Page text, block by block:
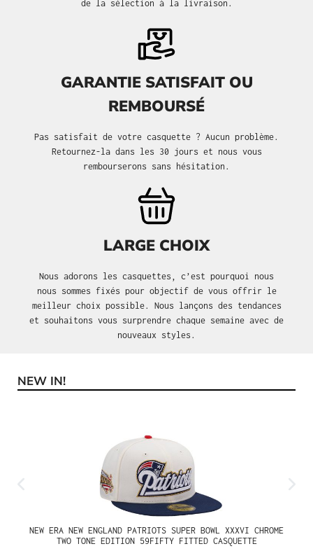
de la sélection à la livraison.
GARANTIE SATISFAIT OU
REMBOURSÉ
Pas satisfait de votre casquette ? Aucun problème.
Retournez-la dans les 30 jours et nous vous
rembourserons sans hésitation.
LARGE CHOIX
Nous adorons les casquettes, c’est pourquoi nous
nous sommes fixés pour objectif de vous offrir le
meilleur choix possible. Nous lançons des tendances
et souhaitons vous surprendre chaque semaine avec de
nouveaux styles.
Ignorer la galerie de produits
NEW IN!
NEW ERA NEW ENGLAND PATRIOTS SUPER BOWL XXXVI CHROME
TWO TONE EDITION 59FIFTY FITTED CASQUETTE